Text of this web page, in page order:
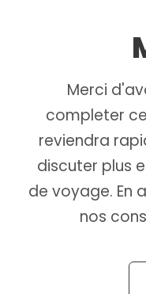
Merci
completer
reviendra
discuter plus
de voyage. En
nos